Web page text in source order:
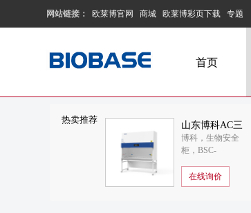
网站链接： 欧莱博官网 商城 欧莱博彩页下载 专题
首页
热卖推荐
山东博科AC三
人II级A2生物安
全柜BSC-
1800IIA2-X
博科，生物安全
柜，BSC-
在线询价